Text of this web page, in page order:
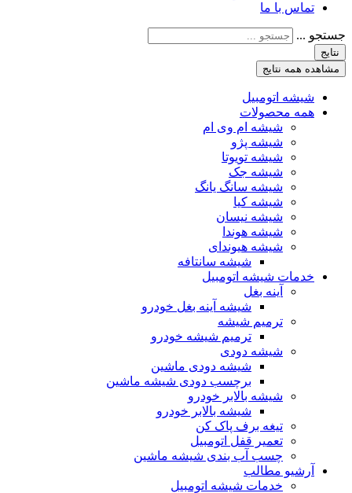
تماس با ما
جستجو ...
نتایج
مشاهده همه نتایج
شیشه اتومبیل
همه محصولات
شیشه ام وی ام
شیشه پژو
شیشه تویوتا
شیشه جک
شیشه سانگ یانگ
شیشه کیا
شیشه نیسان
شیشه هوندا
شیشه هیوندای
شیشه سانتافه
خدمات شیشه اتومبیل
آینه بغل
شیشه آینه بغل خودرو
ترمیم شیشه
ترمیم شیشه خودرو
شیشه دودی
شیشه دودی ماشین
برچسب دودی شیشه ماشین
شیشه بالابر خودرو
شیشه بالابر خودرو
تیغه برف پاک کن
تعمیر قفل اتومبیل
چسب آب بندی شیشه ماشین
آرشیو مطالب
خدمات شیشه اتومبیل